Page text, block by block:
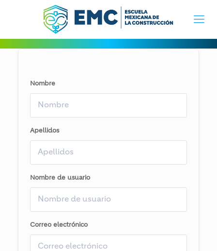
Nombre
Apellidos
Nombre de usuario
Correo electrónico